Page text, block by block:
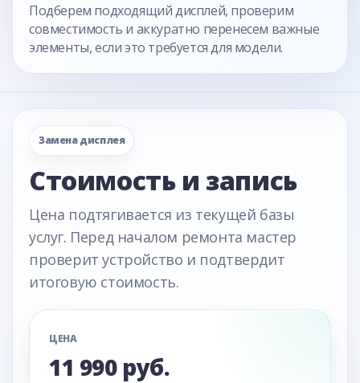
Подберем подходящий дисплей, проверим
совместимость и аккуратно перенесем важные
элементы, если это требуется для модели.
Замена дисплея
Стоимость и запись
Цена подтягивается из текущей базы
услуг. Перед началом ремонта мастер
проверит устройство и подтвердит
итоговую стоимость.
ЦЕНА
11 990 руб.